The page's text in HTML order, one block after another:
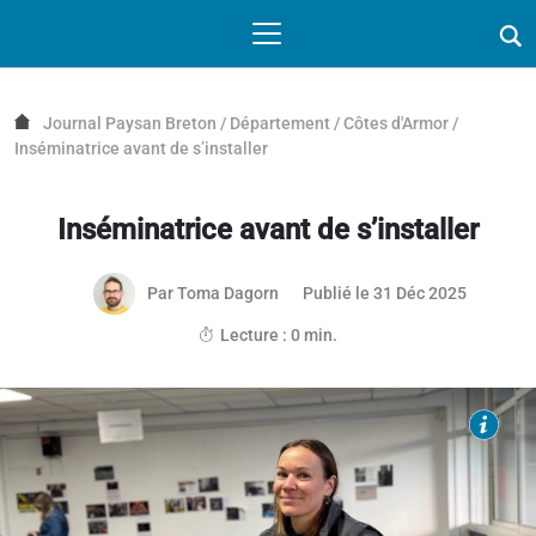
Journal Paysan Breton / Département /Côtes d'Armor /
Inséminatrice avant de s’installer
Inséminatrice avant de s’installer
Article réservé aux abonnés
ParToma Dagorn Publié le 31 Déc 202501
Lecture : 0 min.